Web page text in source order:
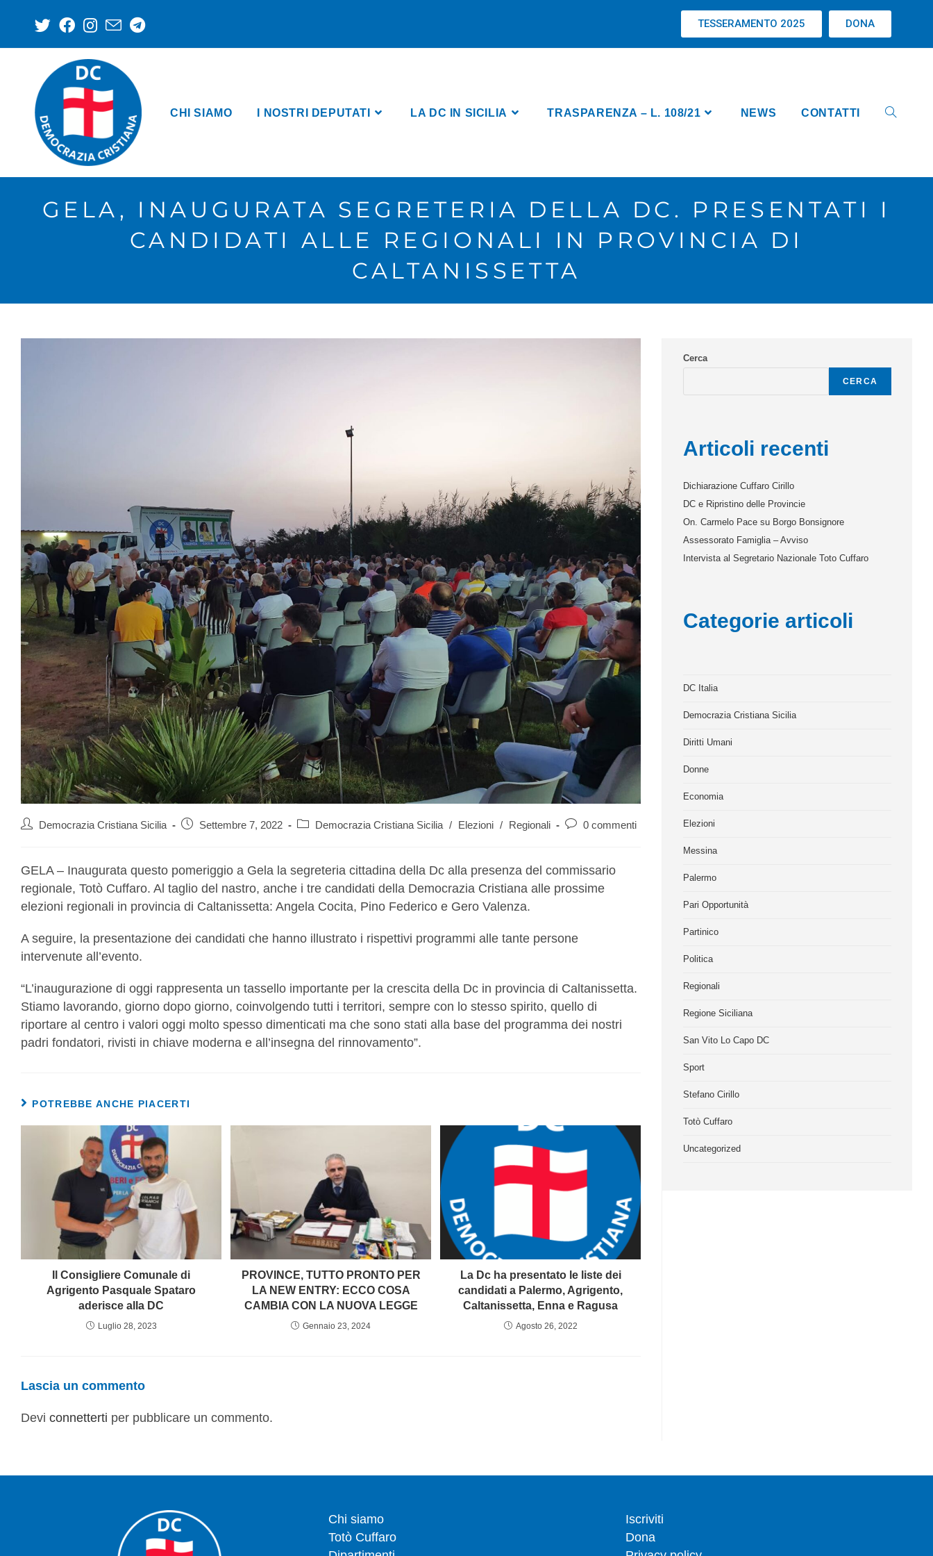
TESSERAMENTO 2025 DONA
CHI SIAMO I NOSTRI DEPUTATI LA DC IN SICILIA TRASPARENZA – L. 108/21 NEWS CONTATTI
GELA, INAUGURATA SEGRETERIA DELLA DC. PRESENTATI I
CANDIDATI ALLE REGIONALI IN PROVINCIA DI
CALTANISSETTA
Democrazia Cristiana Sicilia Settembre 7, 2022 Democrazia Cristiana Sicilia / Elezioni / Regionali 0 commenti
GELA – Inaugurata questo pomeriggio a Gela la segreteria cittadina della Dc alla presenza del commissario
regionale, Totò Cuffaro. Al taglio del nastro, anche i tre candidati della Democrazia Cristiana alle prossime
elezioni regionali in provincia di Caltanissetta: Angela Cocita, Pino Federico e Gero Valenza.
A seguire, la presentazione dei candidati che hanno illustrato i rispettivi programmi alle tante persone
intervenute all’evento.
“L’inaugurazione di oggi rappresenta un tassello importante per la crescita della Dc in provincia di Caltanissetta.
Stiamo lavorando, giorno dopo giorno, coinvolgendo tutti i territori, sempre con lo stesso spirito, quello di
riportare al centro i valori oggi molto spesso dimenticati ma che sono stati alla base del programma dei nostri
padri fondatori, rivisti in chiave moderna e all’insegna del rinnovamento”.
POTREBBE ANCHE PIACERTI
Il Consigliere Comunale di
Agrigento Pasquale Spataro
aderisce alla DC
Luglio 28, 2023
PROVINCE, TUTTO PRONTO PER
LA NEW ENTRY: ECCO COSA
CAMBIA CON LA NUOVA LEGGE
Gennaio 23, 2024
La Dc ha presentato le liste dei
candidati a Palermo, Agrigento,
Caltanissetta, Enna e Ragusa
Agosto 26, 2022
Lascia un commento
Devi connetterti per pubblicare un commento.
Cerca
CERCA
Articoli recenti
Dichiarazione Cuffaro Cirillo
DC e Ripristino delle Provincie
On. Carmelo Pace su Borgo Bonsignore
Assessorato Famiglia – Avviso
Intervista al Segretario Nazionale Toto Cuffaro
Categorie articoli
DC Italia
Democrazia Cristiana Sicilia
Diritti Umani
Donne
Economia
Elezioni
Messina
Palermo
Pari Opportunità
Partinico
Politica
Regionali
Regione Siciliana
San Vito Lo Capo DC
Sport
Stefano Cirillo
Totò Cuffaro
Uncategorized
Chi siamo
Totò Cuffaro
Iscriviti
Dona